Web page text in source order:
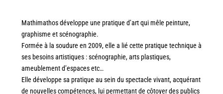
Mathimathos développe une pratique d’art qui mêle peinture,
graphisme et scénographie.
Formée à la soudure en 2009, elle a lié cette pratique technique à
ses besoins artistiques : scénographie, arts plastiques,
ameublement d’espaces etc…
Elle développe sa pratique au sein du spectacle vivant, acquérant
de nouvelles compétences, lui permettant de côtoyer des publics